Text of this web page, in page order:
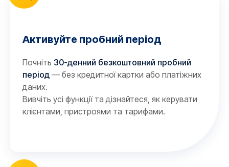
Активуйте пробний період
Почніть 30-денний безкоштовний пробний
період — без кредитної картки або платіжних
даних.
Вивчіть усі функції та дізнайтеся, як керувати
клієнтами, пристроями та тарифами.